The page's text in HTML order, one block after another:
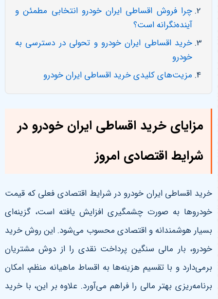
چرا فروش اقساطی ایران خودرو انتخابی مطمئن و
آینده‌نگرانه است؟
خرید اقساطی ایران خودرو و تحولی در دسترسی به
خودرو
مزیت‌های کلیدی خرید اقساطی ایران خودرو
مزایای خرید اقساطی ایران خودرو در
شرایط اقتصادی امروز
خرید اقساطی ایران خودرو در شرایط اقتصادی فعلی که قیمت
خودروها به صورت چشمگیری افزایش یافته است، گزینه‌ای
بسیار هوشمندانه و اقتصادی محسوب می‌شود. این روش خرید
خودرو، بار مالی سنگین پرداخت نقدی را از دوش مشتریان
برمی‌دارد و با تقسیم هزینه‌ها به اقساط ماهیانه منظم، امکان
برنامه‌ریزی بهتر مالی را فراهم می‌آورد. علاوه بر این، با خرید